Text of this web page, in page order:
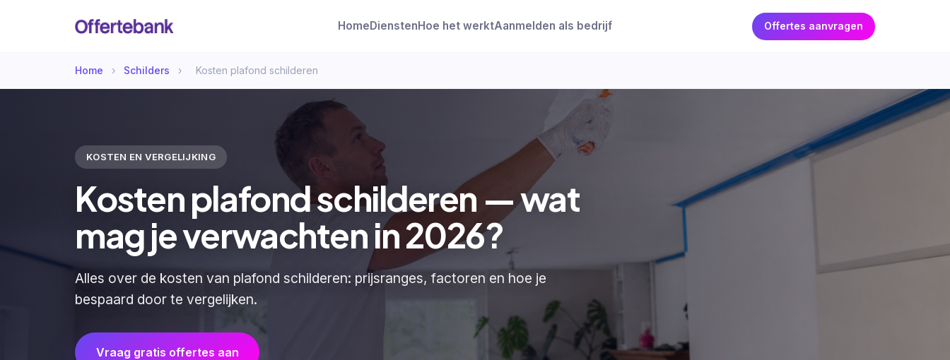
Home Diensten Hoe het werktAanmelden als bedrijf Offertes aanvragen
Home › Schilders › Kosten plafond schilderen
KOSTEN EN VERGELIJKING
Kosten plafond schilderen — wat
mag je verwachten in 2026?
Alles over de kosten van plafond schilderen: prijsranges, factoren en hoe je
bespaard door te vergelijken.
Vraag gratis offertes aan